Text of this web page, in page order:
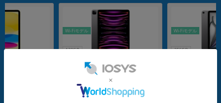
128GB
Wi-Fiモデル
【第6世代】 iPad Pro 12.9インチ Wi
-Fi 128GB スペースグレイ MNXP3J/
発売日：2022/10
付属品: 本体のみ
256GB
Wi-Fiモデル